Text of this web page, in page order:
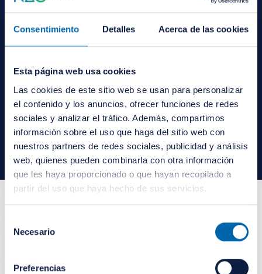
Consentimiento Detalles Acerca de las cookies
Esta página web usa cookies
Las cookies de este sitio web se usan para personalizar
el contenido y los anuncios, ofrecer funciones de redes
sociales y analizar el tráfico. Además, compartimos
información sobre el uso que haga del sitio web con
nuestros partners de redes sociales, publicidad y análisis
web, quienes pueden combinarla con otra información
que les haya proporcionado o que hayan recopilado a
partir del uso que haya hecho de sus servicios.
Necesario
Preferencias
ÁREA PRIVADA
INVIERTE CON
ESPAÑOL
ESPAÑOL
ENGLISH
Comentario del mes de
octubre 2019